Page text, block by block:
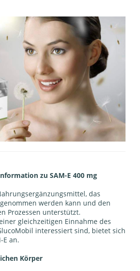
zu SAM-E 400 mg
das
werden kann und den
Prozessen unterstützt.
gleichzeitigen Einnahme des
interessiert sind, bietet sich
E an.
Körper